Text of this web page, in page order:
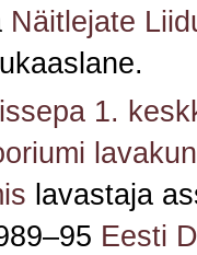
Näitlejate
1.
lavastaja
Eesti